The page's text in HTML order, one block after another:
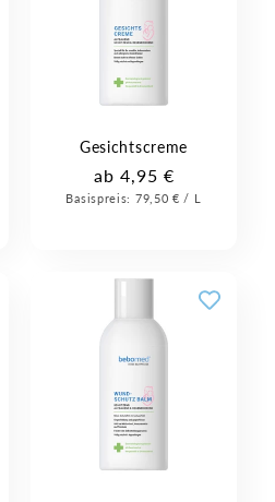
Gesichtscreme
Normaler
Preis
ab 4,95 €
Basispreis: Grundpreis
79,50 € / Pro
L